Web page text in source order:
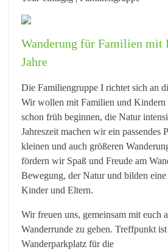
Wanderung für Familien mit
Jahre
Die Familiengruppe I richtet sich an
Wir wollen mit Familien und Kindern
schon früh beginnen, die Natur
Jahreszeit machen wir ein passendes
kleinen und auch größeren
fördern wir Spaß und Freude am
Bewegung, der Natur und bilden
Kinder und Eltern.
Wir freuen uns, gemeinsam mit euch
Wanderrunde zu gehen. Treffpunkt
Wanderparkplatz für die